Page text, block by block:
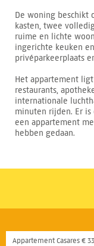
De woning beschikt
kasten, twee
ruime en lichte
ingerichte keuken
privéparkeerplaats
Het appartement
restaurants,
internationale
minuten rijden. Er
een appartement
hebben gedaan.
Appartement Casares €